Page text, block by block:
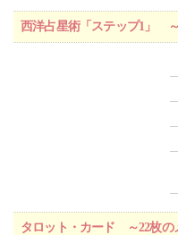
西洋占星術「ステップ1」
タロット・カード ～22枚の